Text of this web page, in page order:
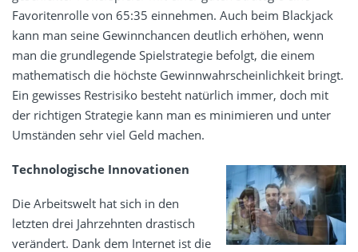
Favoritenrolle von 65:35 einnehmen. Auch beim Blackjack
kann man seine Gewinnchancen deutlich erhöhen, wenn
man die grundlegende Spielstrategie befolgt, die einem
mathematisch die höchste Gewinnwahrscheinlichkeit bringt.
Ein gewisses Restrisiko besteht natürlich immer, doch mit
der richtigen Strategie kann man es minimieren und unter
Umständen sehr viel Geld machen.
Technologische Innovationen
Die Arbeitswelt hat sich in den
letzten drei Jahrzehnten drastisch
verändert. Dank dem Internet ist die